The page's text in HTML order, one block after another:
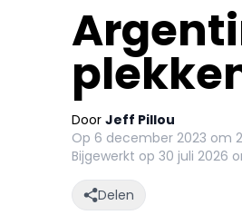
Door Jeff Pillou
Op 6 december 2023 om
Bijgewerkt op 30 juli 2026
Delen